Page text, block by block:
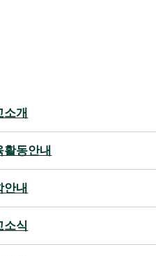
소개
활동안내
안내
소식
소개
활동안내
안내
소식
리니 이제 나타낼
못하겠느냐 반드시
막에 강을 내리니